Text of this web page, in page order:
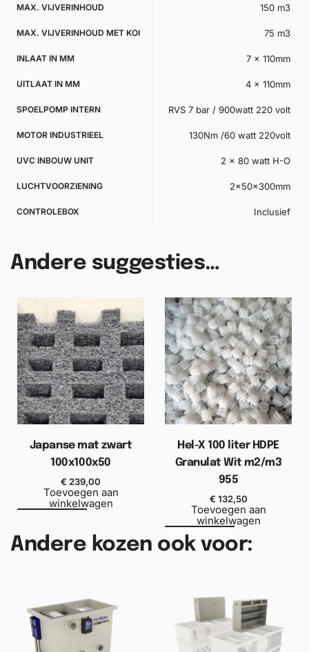
MAX. VIJVERINHOUD 150 m3
MAX. VIJVERINHOUD MET KOI 75 m3
INLAAT IN MM 7 x 110mm
UITLAAT IN MM 4 x 110mm
SPOELPOMP INTERN RVS 7 bar / 900watt 220 volt
MOTOR INDUSTRIEEL 130Nm /60 watt 220volt
UVC INBOUW UNIT 2 x 80 watt H-O
LUCHTVOORZIENING 2x50x300mm
CONTROLEBOX Inclusief
Andere suggesties…
Japanse mat zwart
100x100x50
€ 239,00
Toevoegen aan
winkelwagen
Hel-X 100 liter HDPE
Granulat Wit m2/m3
955
€ 132,50
Toevoegen aan
winkelwagen
Andere kozen ook voor: